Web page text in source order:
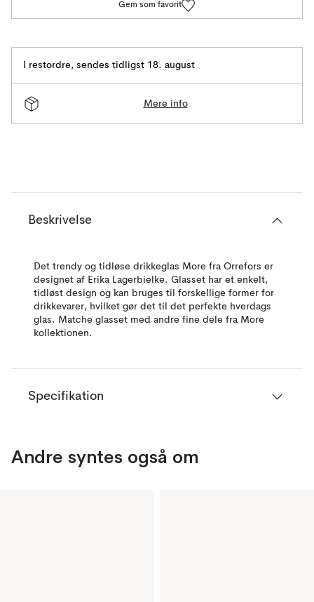
Gem som favorit
I restordre, sendes tidligst 18. august
Mere info
Beskrivelse
Det trendy og tidløse drikkeglas More fra Orrefors er
designet af Erika Lagerbielke. Glasset har et enkelt,
tidløst design og kan bruges til forskellige former for
drikkevarer, hvilket gør det til det perfekte hverdags
glas. Matche glasset med andre fine dele fra More
kollektionen.
Specifikation
Andre syntes også om